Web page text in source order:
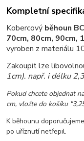
Kompletní
Kobercový běhoun
70cm, 80cm, 90cm,
vyroben z materiálu
Zakoupit lze
1cm). např. i délku
Pokud chcete objednat
cm, vložte do košíku
K běhounu
po uříznutí netřepil.